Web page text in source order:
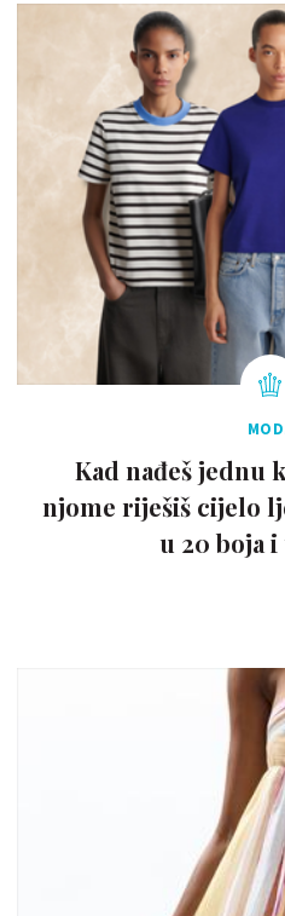
Kad nađeš jednu
njome riješiš cijelo
u 20 boja i